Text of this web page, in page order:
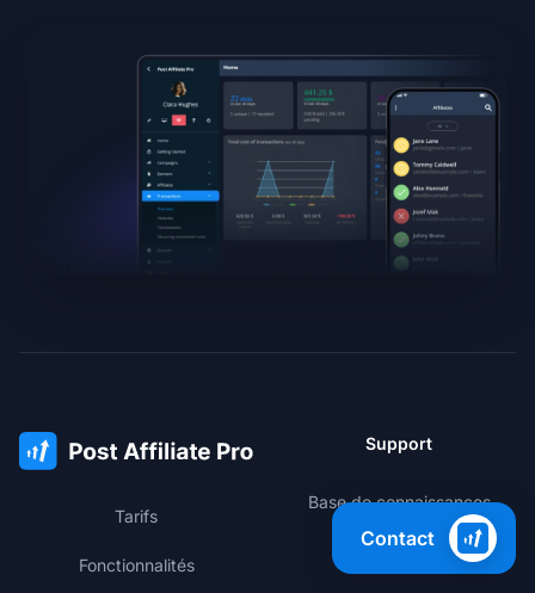
Tarifs
Fonctionnalités
Support
Base de connaissances
Espace membres
Contact